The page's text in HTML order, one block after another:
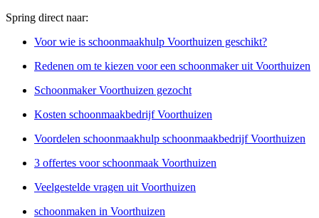
Spring direct naar:
Voor wie is schoonmaakhulp Voorthuizen geschikt?
Redenen om te kiezen voor een schoonmaker uit Voorthuizen
Schoonmaker Voorthuizen gezocht
Kosten schoonmaakbedrijf Voorthuizen
Voordelen schoonmaakhulp schoonmaakbedrijf Voorthuizen
3 offertes voor schoonmaak Voorthuizen
Veelgestelde vragen uit Voorthuizen
schoonmaken in Voorthuizen